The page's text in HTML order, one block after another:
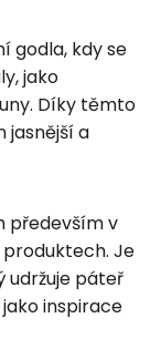
godla, kdy se
jako
Díky těmto
jasnější a
především v
Je
udržuje páteř
inspirace